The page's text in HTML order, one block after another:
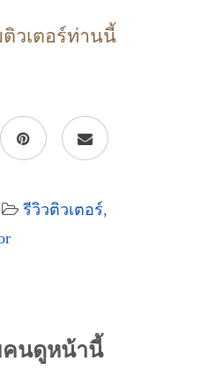
วเตอร์ท่านนี้
รีวิวติวเตอร์,
คนดูหน้านี้